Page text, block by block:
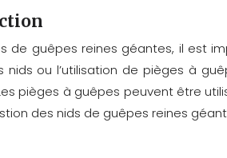
de guêpes reines géantes, il est
ou l’utilisation de pièges à
pièges à guêpes peuvent être
des nids de guêpes reines